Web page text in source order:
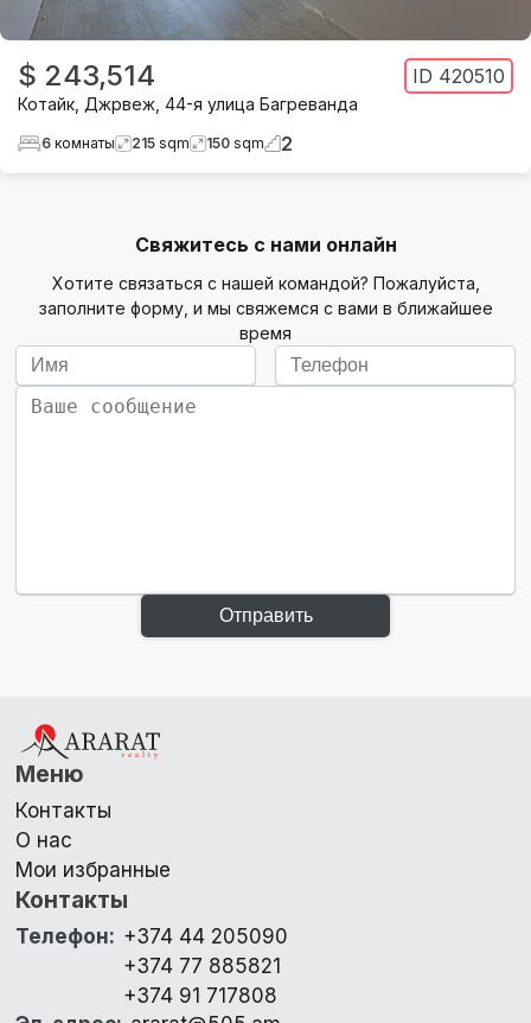
$ 243,514 ID 420510
Котайк Джрвеж 44-я улица Багреванда
6 комнаты 215 sqm 150 sqm 2
Свяжитесь с нами онлайн
Хотите связаться с нашей командой? Пожалуйста,
заполните форму, и мы свяжемся с вами в ближайшее
время
Отправить
Меню
Контакты
О нас
Мои избранные
Контакты
Телефон: +374 44 205090
+374 77 885821
+374 91 717808